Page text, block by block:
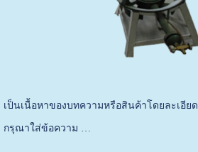
เป็นเนื้อหาของบทความหรือสินค้าโดยละเอียด
กรุณาใส่ข้อความ …